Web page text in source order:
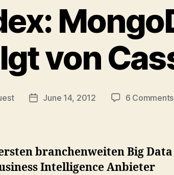
von
PostJune 14, 2012 6 Comments
branchenweiten Big Data
Intelligence Anbieter